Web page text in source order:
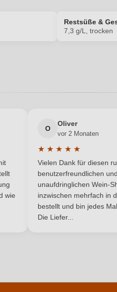
Restsüße &
7,3 g/L, trocken
Kesselring, Im Flachsgrund 2,
von 5 Sternen
wie
O
Oliver
vor 2 Monaten
★ ★ ★ ★ ★
Durchschnittliche
Vielen Dank für diesen
benutzerfreundlichen
unaufdringlichen Wein-
inzwischen mehrfach in
bestellt und bin jedes
Die Liefer...